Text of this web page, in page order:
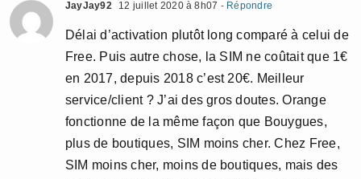
JayJay92 12 juillet 2020 à 8h07 - Répondre
Délai d’activation plutôt long comparé à celui de
Free. Puis autre chose, la SIM ne coûtait que 1€
en 2017, depuis 2018 c’est 20€. Meilleur
service/client ? J’ai des gros doutes. Orange
fonctionne de la même façon que Bouygues,
plus de boutiques, SIM moins cher. Chez Free,
SIM moins cher, moins de boutiques, mais des